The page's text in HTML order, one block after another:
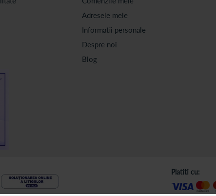
Adresele mele
Informatii personale
Despre noi
Blog
Platiti cu: